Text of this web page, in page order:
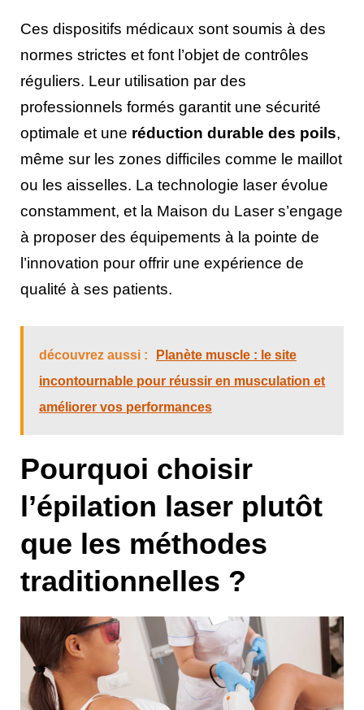
Ces dispositifs médicaux sont soumis à des
normes strictes et font l’objet de contrôles
réguliers. Leur utilisation par des
professionnels formés garantit une sécurité
optimale et une réduction durable des poils,
même sur les zones difficiles comme le maillot
ou les aisselles. La technologie laser évolue
constamment, et la Maison du Laser s’engage
à proposer des équipements à la pointe de
l’innovation pour offrir une expérience de
qualité à ses patients.
découvrez aussi :
Planète muscle : le site
incontournable pour réussir en musculation et
améliorer vos performances
Pourquoi choisir
l’épilation laser plutôt
que les méthodes
traditionnelles ?